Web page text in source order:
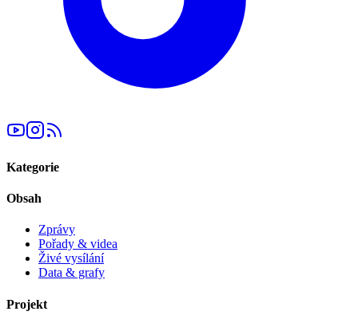
Kategorie
Obsah
Zprávy
Pořady & videa
Živé vysílání
Data & grafy
Projekt